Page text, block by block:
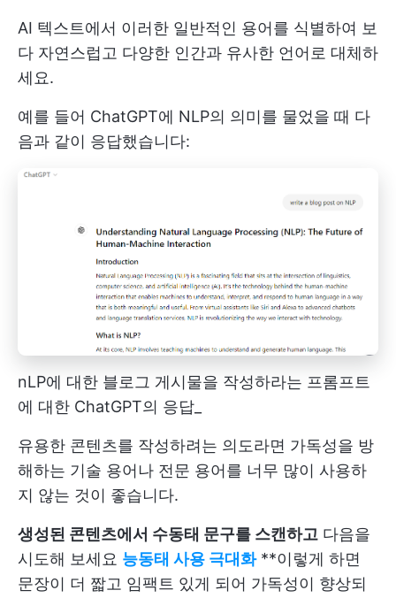
AI 텍스트에서 이러한 일반적인 용어를 식별하여 보
다 자연스럽고 다양한 인간과 유사한 언어로 대체하
세요.
예를 들어 ChatGPT에 NLP의 의미를 물었을 때 다
음과 같이 응답했습니다:
nLP에 대한 블로그 게시물을 작성하라는 프롬프트
에 대한 ChatGPT의 응답_
유용한 콘텐츠를 작성하려는 의도라면 가독성을 방
해하는 기술 용어나 전문 용어를 너무 많이 사용하
지 않는 것이 좋습니다.
생성된 콘텐츠에서 수동태 문구를 스캔하고 다음을
시도해 보세요 능동태 사용 극대화**이렇게 하면
문장이 더 짧고 임팩트 있게 되어 가독성이 향상되